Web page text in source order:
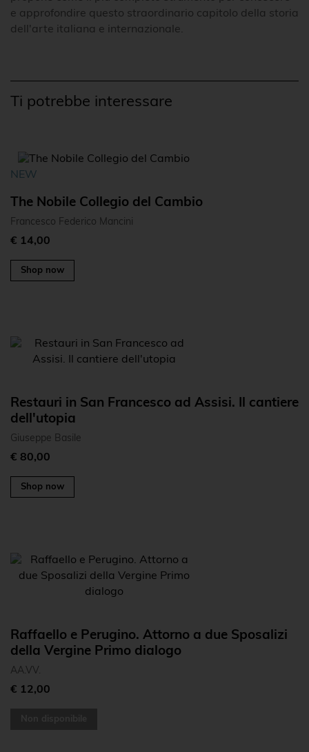
e approfondire questo straordinario capitolo della storia
dell'arte italiana e internazionale.
Ti potrebbe interessare
NEW
The Nobile Collegio del Cambio
Francesco Federico Mancini
€ 14,00
Shop now
Restauri in San Francesco ad Assisi. Il cantiere
dell'utopia
Giuseppe Basile
€ 80,00
Shop now
Raffaello e Perugino. Attorno a due Sposalizi
della Vergine Primo dialogo
AA.VV.
€ 12,00